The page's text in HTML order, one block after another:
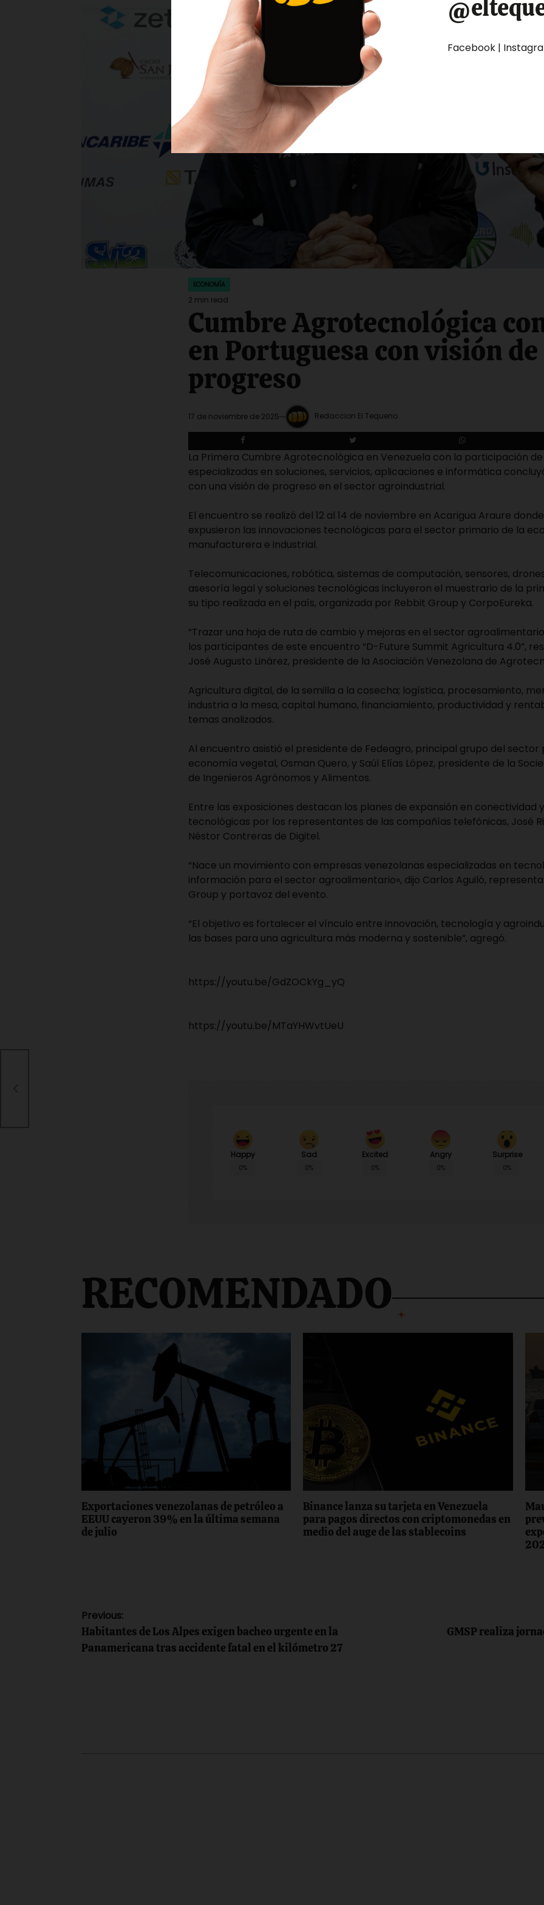
POSTED
IN
ECONOMÍA
Estimated
read
time
2 min read
Cumbre Agrotecnológica
en Portuguesa con visión de
progreso
17 de noviembre de 2025 Redaccion El Tequeno
La Primera Cumbre Agrotecnológica en Venezuela con la participación
especializadas en soluciones, servicios, aplicaciones e informática
con una visión de progreso en el sector agroindustrial.
El encuentro se realizó del 12 al 14 de noviembre en Acarigua Araure
expusieron las innovaciones tecnológicas para el sector primario de la
manufacturera e industrial.
Telecomunicaciones, robótica, sistemas de computación, sensores,
asesoría legal y soluciones tecnológicas incluyeron el muestrario de la
su tipo realizada en el país, organizada por Rebbit Group y CorpoEureka.
“Trazar una hoja de ruta de cambio y mejoras en el sector
los participantes de este encuentro “D-Future Summit Agricultura 4.0”,
José Augusto Linárez, presidente de la Asociación Venezolana de
Agricultura digital, de la semilla a la cosecha; logística, procesamiento,
industria a la mesa, capital humano, financiamiento, productividad y
temas analizados.
Al encuentro asistió el presidente de Fedeagro, principal grupo del sector
economía vegetal, Osman Quero, y Saúl Elías López, presidente de la
de Ingenieros Agrónomos y Alimentos.
Entre las exposiciones destacan los planes de expansión en conectividad
tecnológicas por los representantes de las compañías telefónicas, José
Néstor Contreras de Digitel.
“Nace un movimiento con empresas venezolanas especializadas en
información para el sector agroalimentario», dijo Carlos Aguiló,
Group y portavoz del evento.
“El objetivo es fortalecer el vínculo entre innovación, tecnología y
las bases para una agricultura más moderna y sostenible”, agregó.
https://youtu.be/GdZOCkYg_yQ
https://youtu.be/MTaYHWvtUeU
Happy
0%
Sad
0%
Excited
0%
Angry
0%
Surprise
0%
RECOMENDADO
Exportaciones venezolanas de petróleo a
EEUU cayeron 39% en la última semana
de julio
Binance lanza su tarjeta en Venezuela
para pagos directos con criptomonedas en
medio del auge de las stablecoins
Navegación
de
Previous:
Habitantes de Los Alpes exigen bacheo urgente en la
Panamericana tras accidente fatal en el kilómetro 27
GMSP realiza
Facebook |